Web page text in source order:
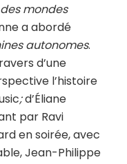
mondes
a abordé
autonomes.
d’une
l’histoire
;d’Éliane
par Ravi
en soirée, avec
Jean-Philippe